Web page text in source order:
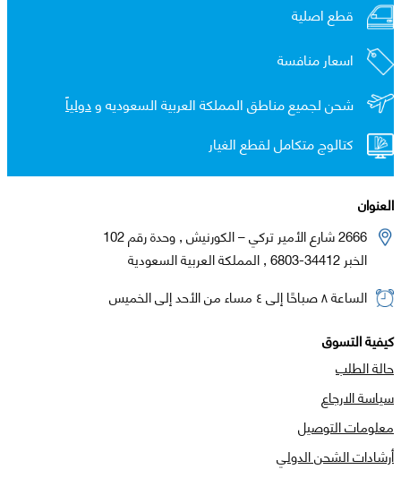
قطع اصلية
اسعار منافسة
شحن لجميع مناطق المملكة العربية السعوديه ودولياً
كتالوج متكامل لقطع الغيار
العنوان
2666 شارع الأمير تركي – الكورنيش , وحدة رقم 102
الخبر 34412-6803 , المملكة العربية السعودية
الساعة ٨ صباحًا إلى ٤ مساء من الأحد إلى الخميس
كيفية التسوق
حالة الطلب
سياسة الارجاع
معلومات التوصيل
أرشادات الشحن الدولي